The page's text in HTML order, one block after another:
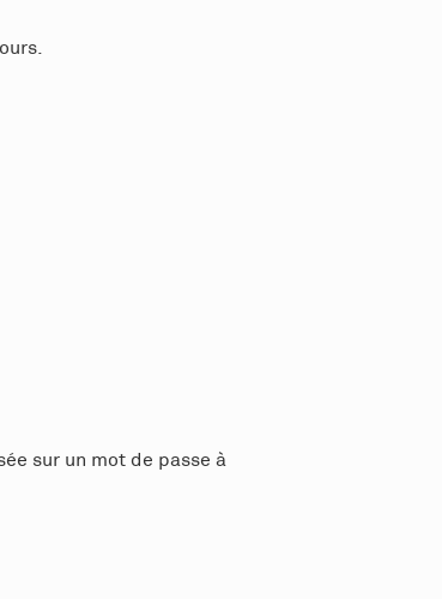
sur un mot de passe à